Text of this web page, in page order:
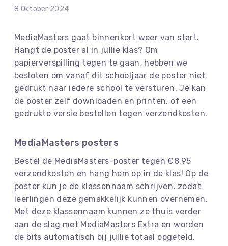
8 Oktober 2024
MediaMasters gaat binnenkort weer van start.
Hangt de poster al in jullie klas? Om
papierverspilling tegen te gaan, hebben we
besloten om vanaf dit schooljaar de poster niet
gedrukt naar iedere school te versturen. Je kan
de poster zelf downloaden en printen, of een
gedrukte versie bestellen tegen verzendkosten.
MediaMasters posters
Bestel de MediaMasters-poster tegen €8,95
verzendkosten en hang hem op in de klas! Op de
poster kun je de klassennaam schrijven, zodat
leerlingen deze gemakkelijk kunnen overnemen.
Met deze klassennaam kunnen ze thuis verder
aan de slag met MediaMasters Extra en worden
de bits automatisch bij jullie totaal opgeteld.